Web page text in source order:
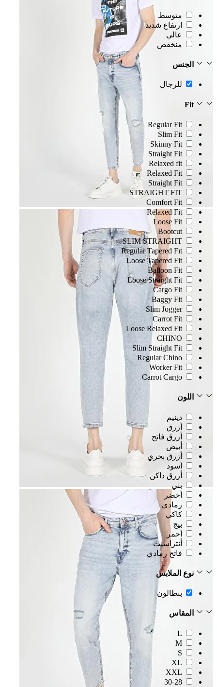
متوسط
ارتفاع شديد
عالي
منخفض
الجنس
للرجال
Fit
Regular Fit
Slim Fit
Skinny Fit
Straight Fit
Relaxed fit
Relaxed Fit
Straight Fit
STRAIGHT FIT
Comfort Fit
Relaxed Fit
Loose Fit
Bootcut
SLIM STRAIGHT
Regular Tapered Fıt
Loose Tapered Fit
Balloon Fit
Loose Straight Fit
Cargo Fit
Baggy Fit
Slim Jogger
Carrot Fit
Loose Relaxed Fit
CHINO
Slim Straight Fit
Regular Chino
Worker Fit
Carrot Cargo
اللون
دينيم
أزرق
أزرق فاتح
أبيض
أزرق بحري
أسود
أزرق داكن
بني
أخضر
رمادي
كاكي
بيج
أحمر
أنتراسيت
فاتح رمادي
نوع الملابس
بنطالون
المقاس
L
M
S
XL
XXL
30-28